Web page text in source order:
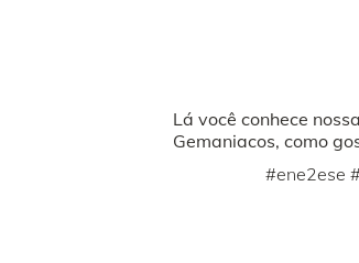
Lá você conhece
Gemaniacos, como
#ene2ese